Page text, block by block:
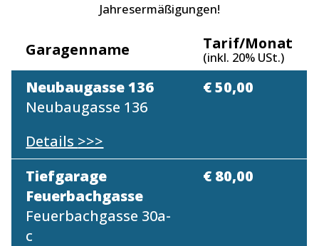
Jahresermäßigungen!
Garagenname Tarif/Monat
(inkl. 20% USt.)
Neubaugasse 136
Neubaugasse 136
Details >>>
€ 50,00
Tiefgarage
Feuerbachgasse
Feuerbachgasse 30a-
c
€ 80,00